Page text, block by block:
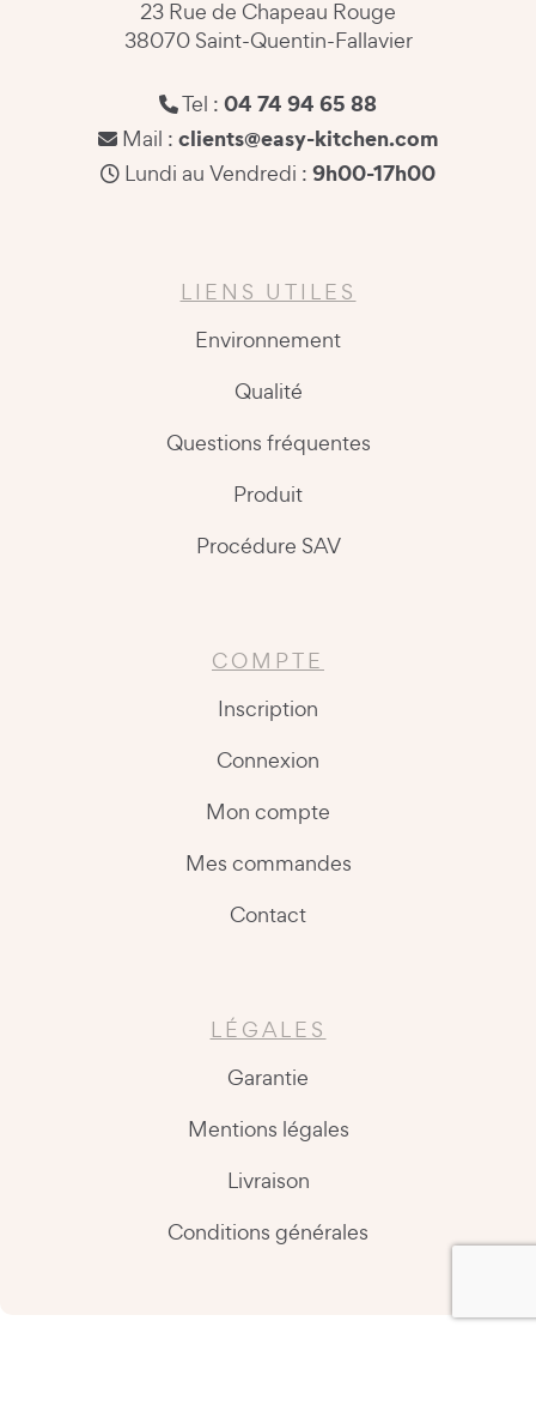
23 Rue de Chapeau Rouge
38070 Saint-Quentin-Fallavier
Tel : 04 74 94 65 88
Mail : clients@easy-kitchen.com
Lundi au Vendredi : 9h00-17h00
LIENS UTILES
Environnement
Qualité
Questions fréquentes
Produit
Procédure SAV
COMPTE
Inscription
Connexion
Mon compte
Mes commandes
Contact
LÉGALES
Garantie
Mentions légales
Livraison
Conditions générales